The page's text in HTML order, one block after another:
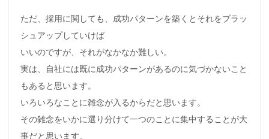
ただ、採用に関しても、成功パターンを築くとそれをブラッ
シュアップしていけば
いいのですが、それがなかなか難しい。
実は、自社には既に成功パターンがあるのに気づかないこと
もあると思います。
いろいろなことに雑念が入るからだと思います。
その雑念をいかに選り分けて一つのことに集中することが大
事だと思います。